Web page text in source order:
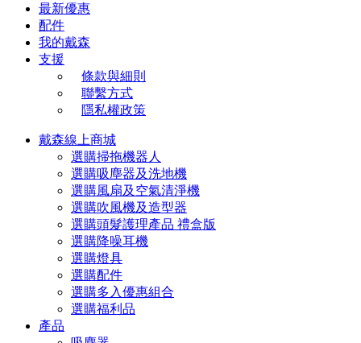
最新優惠
配件
我的戴森
支援
條款與細則
聯繫方式
隱私權政策
戴森線上商城
選購掃拖機器人
選購吸塵器及洗地機
選購風扇及空氣清淨機
選購吹風機及造型器
選購頭髮護理產品 禮盒版
選購降噪耳機
選購燈具
選購配件
選購多入優惠組合
選購福利品
產品